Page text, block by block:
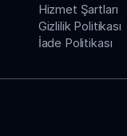
Hizmet Şartları
Gizlilik Politikası
İade Politikası